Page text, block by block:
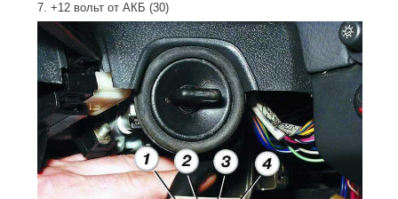
7. +12 вольт от АКБ (30)